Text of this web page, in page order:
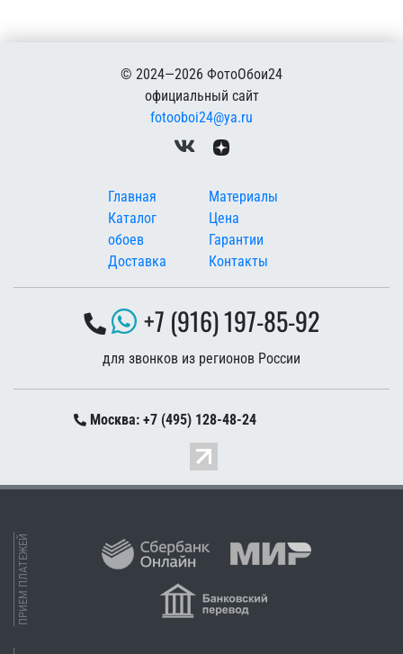
© 2024—2026 ФотоОбои24
официальный сайт
fotooboi24@ya.ru
Меню в подвале
Главная
Каталог
обоев
Доставка
Материалы
Цена
Гарантии
Контакты
+7 (916) 197-85-92
для звонков из регионов России
Москва: +7 (495) 128-48-24
ПРИЕМ ПЛАТЕЖЕЙ